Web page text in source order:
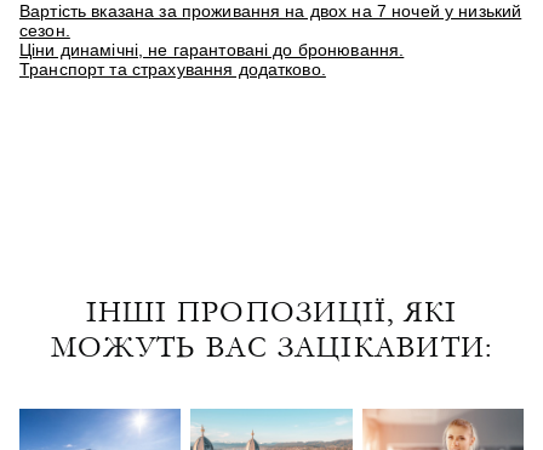
Вартість вказана за проживання на двох на 7 ночей у низький
сезон.
Ціни динамічні, не гарантовані до бронювання.
Транспорт та страхування додатково.
ІНШІ ПРОПОЗИЦІЇ, ЯКІ
МОЖУТЬ ВАС ЗАЦІКАВИТИ: